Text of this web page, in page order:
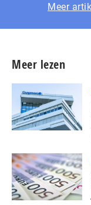
Meer
Meer lezen